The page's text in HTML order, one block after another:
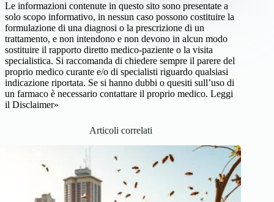
Le informazioni contenute in questo sito sono presentate a
solo scopo informativo, in nessun caso possono costituire la
formulazione di una diagnosi o la prescrizione di un
trattamento, e non intendono e non devono in alcun modo
sostituire il rapporto diretto medico-paziente o la visita
specialistica. Si raccomanda di chiedere sempre il parere del
proprio medico curante e/o di specialisti riguardo qualsiasi
indicazione riportata. Se si hanno dubbi o quesiti sull’uso di
un farmaco è necessario contattare il proprio medico. Leggi
il Disclaimer»
Articoli correlati